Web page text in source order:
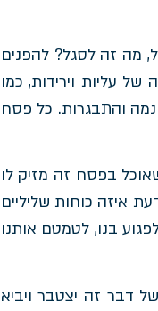
מה זה לסגל? להפנים
עליות וירידות, כמו
והתבגרות. כל פסח
בפסח זה מזיק לו
איזה כוחות שליליים
בנו, לטמטם אותנו
דבר זה יצטבר ויביא